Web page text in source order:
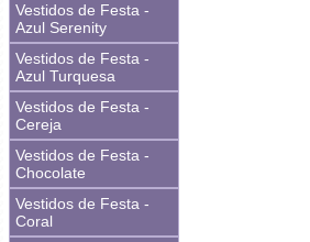
Vestidos de Festa -
Azul Serenity
Vestidos de Festa -
Azul Turquesa
Vestidos de Festa -
Cereja
Vestidos de Festa -
Chocolate
Vestidos de Festa -
Coral